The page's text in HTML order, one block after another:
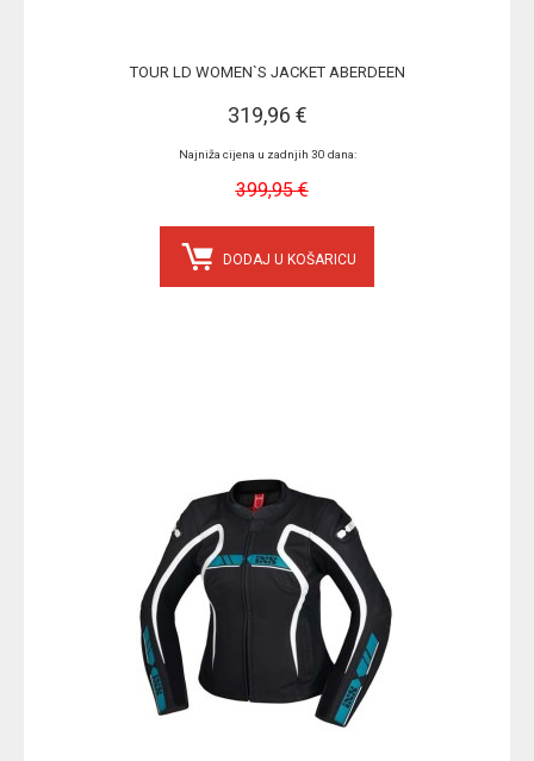
TOUR LD WOMEN`S JACKET ABERDEEN
319,96 €
Najniža cijena u zadnjih 30 dana:
399,95 €
DODAJ U KOŠARICU